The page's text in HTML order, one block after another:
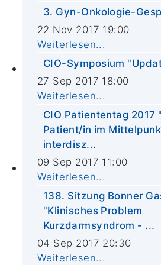
Publikationen
Molekulare Diagnostik
Biobank
Lehre
PJ Wahltertial
Onkologie
Mildred Scheel
(MSSO)
M.A.
CIO Bonn
Vorstand & Mitglieder
Abteilung für
Externe klinische
Krebsregister
Qualität
3. Gyn-Onkologie-
22 Nov 2017 19:00
Weiterlesen...
CIO-Symposium
27 Sep 2017 18:00
Weiterlesen...
CIO Patiententag 2017
Patient/in im
interdisz...
09 Sep 2017 11:00
Weiterlesen...
138. Sitzung Bonner
"Klinisches Problem
Kurzdarmsyndrom - ...
04 Sep 2017 20:30
Weiterlesen...